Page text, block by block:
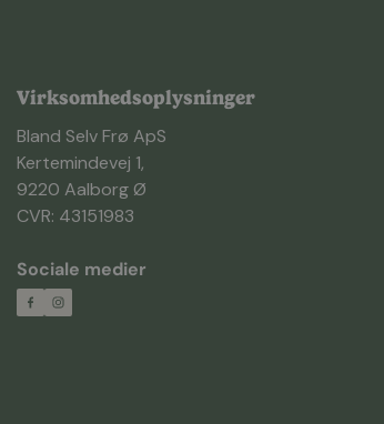
Virksomhedsoplysninger
Bland Selv Frø ApS
Kertemindevej 1,
9220 Aalborg Ø
CVR: 43151983
Sociale medier